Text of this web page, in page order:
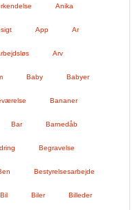
Anika
App Ar
Arv
Baby Babyer
Bananer
Bar Barnedåb
Begravelse
Bestyrelsesarbejde
Bil Biler Billeder